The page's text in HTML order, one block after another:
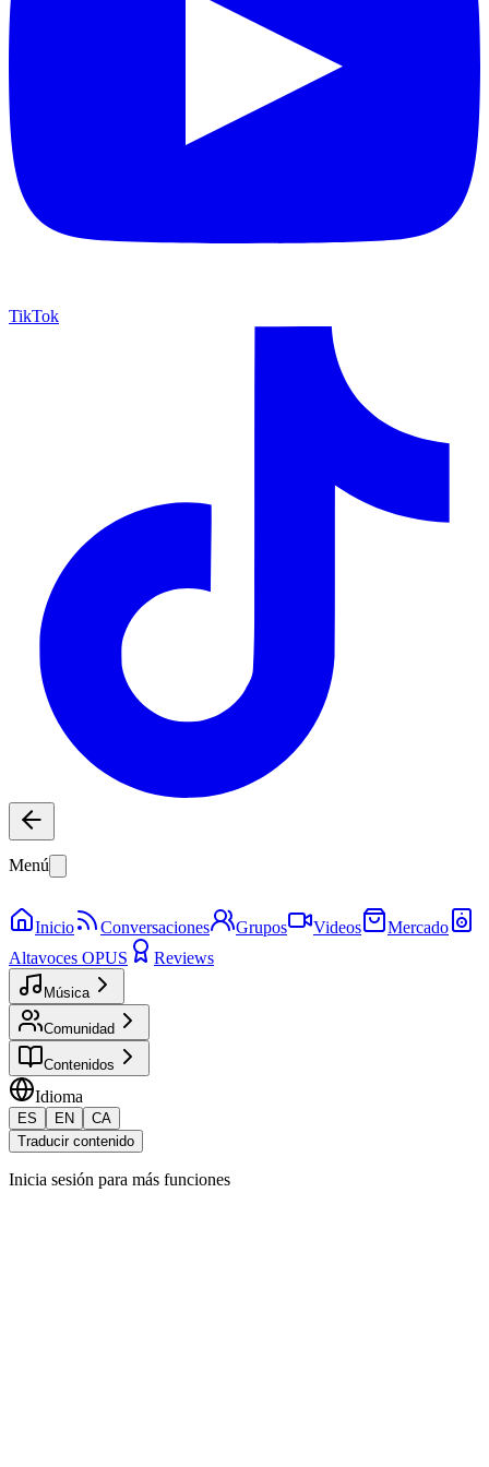
TikTok
Menú
Inicio Conversaciones Grupos Videos
Mercado
Altavoces OPUS
Reviews
Música
Comunidad
Contenidos
Idioma
ES EN
CA
Traducir contenido
Inicia sesión para más funciones